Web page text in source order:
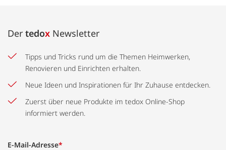
Der tedox Newsletter
Tipps und Tricks rund um die Themen Heimwerken,
Renovieren und Einrichten erhalten.
Neue Ideen und Inspirationen für Ihr Zuhause entdecken.
Zuerst über neue Produkte im tedox Online-Shop
informiert werden.
E-Mail-Adresse*